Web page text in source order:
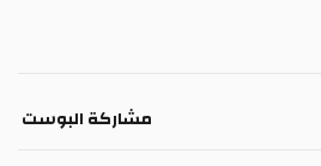
مشاركة البوست